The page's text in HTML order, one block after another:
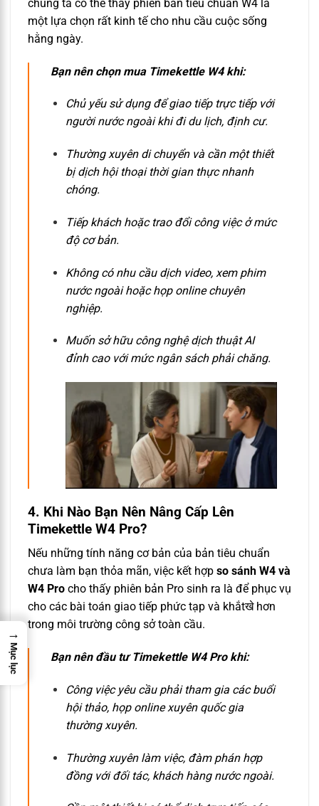
chúng ta có thể thấy phiên bản tiêu chuẩn W4 là
một lựa chọn rất kinh tế cho nhu cầu cuộc sống
hằng ngày.
Bạn nên chọn mua Timekettle W4 khi:
Chủ yếu sử dụng để giao tiếp trực tiếp với
người nước ngoài khi đi du lịch, định cư.
Thường xuyên di chuyển và cần một thiết
bị dịch hội thoại thời gian thực nhanh
chóng.
Tiếp khách hoặc trao đổi công việc ở mức
độ cơ bản.
Không có nhu cầu dịch video, xem phim
nước ngoài hoặc họp online chuyên
nghiệp.
Muốn sở hữu công nghệ dịch thuật AI
đỉnh cao với mức ngân sách phải chăng.
4. Khi Nào Bạn Nên Nâng Cấp Lên
Timekettle W4 Pro?
Nếu những tính năng cơ bản của bản tiêu chuẩn
chưa làm bạn thỏa mãn, việc kết hợp so sánh W4 và
W4 Pro cho thấy phiên bản Pro sinh ra là để phục vụ
cho các bài toán giao tiếp phức tạp và khắtखे hơn
trong môi trường công sở toàn cầu.
Bạn nên đầu tư Timekettle W4 Pro khi:
Công việc yêu cầu phải tham gia các buổi
hội thảo, họp online xuyên quốc gia
thường xuyên.
Thường xuyên làm việc, đàm phán hợp
đồng với đối tác, khách hàng nước ngoài.
→
Mục lục